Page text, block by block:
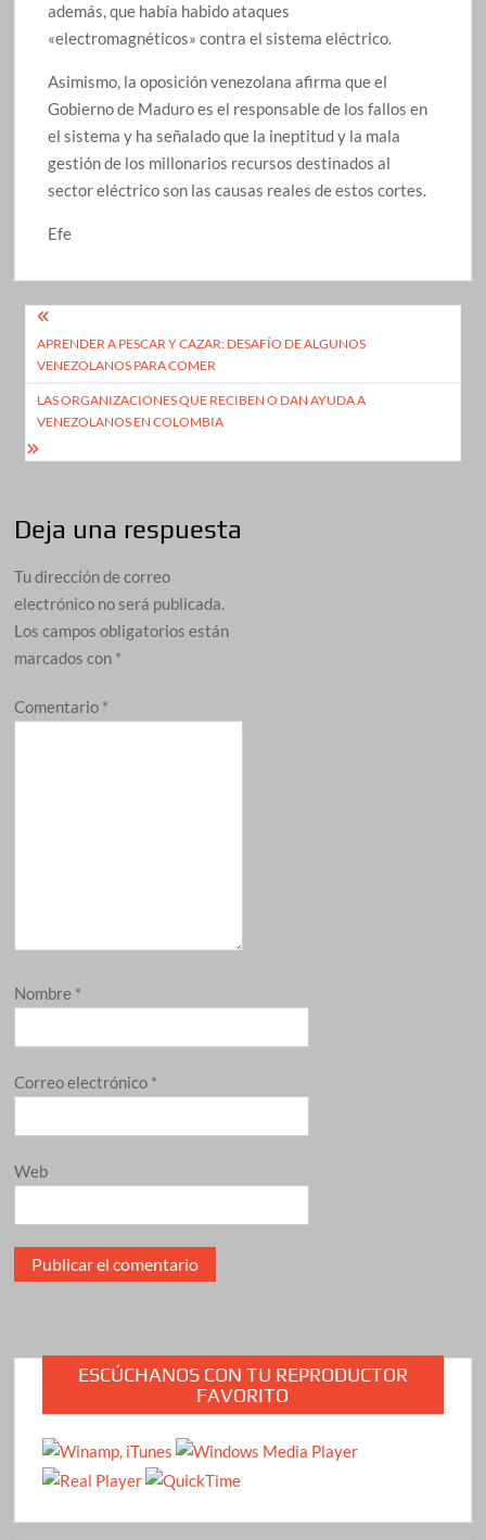
además, que había habido ataques
«electromagnéticos» contra el sistema eléctrico.
Asimismo, la oposición venezolana afirma que el
Gobierno de Maduro es el responsable de los fallos en
el sistema y ha señalado que la ineptitud y la mala
gestión de los millonarios recursos destinados al
sector eléctrico son las causas reales de estos cortes.
Efe
Navegación
de
entradas
APRENDER A PESCAR Y CAZAR: DESAFÍO DE ALGUNOS
VENEZOLANOS PARA COMER
LAS ORGANIZACIONES QUE RECIBEN O DAN AYUDA A
VENEZOLANOS EN COLOMBIA
Deja una respuesta
Tu dirección de correo
electrónico no será publicada.
Los campos obligatorios están
marcados con *
Comentario *
Nombre *
Correo electrónico *
Web
ESCÚCHANOS CON TU REPRODUCTOR
FAVORITO